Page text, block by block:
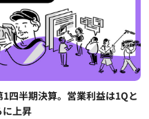
四半期決算。営業利益は1Qと
に上昇